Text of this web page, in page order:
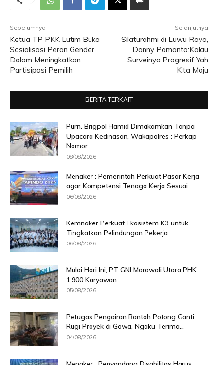
Sebelumnya
Ketua TP PKK Lutim Buka
Sosialisasi Peran Gender
Dalam Meningkatkan
Partisipasi Pemilih
Selanjutnya
Silaturahmi di Luwu Raya,
Danny Pamanto:Kalau
Surveinya Progresif Yah
Kita Maju
BERITA TERKAIT
Purn. Brigpol Hamid Dimakamkan Tanpa
Upacara Kedinasan, Wakapolres : Perkap
Nomor...
08/08/2026
Menaker : Pemerintah Perkuat Pasar Kerja
agar Kompetensi Tenaga Kerja Sesuai...
06/08/2026
Kemnaker Perkuat Ekosistem K3 untuk
Tingkatkan Pelindungan Pekerja
06/08/2026
Mulai Hari Ini, PT GNI Morowali Utara PHK
1.900 Karyawan
05/08/2026
Petugas Pengairan Bantah Potong Ganti
Rugi Proyek di Gowa, Ngaku Terima...
04/08/2026